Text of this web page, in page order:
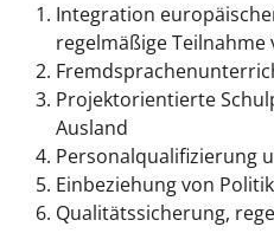
Integration
regelmäßige
Projektorientierte
Ausland
Personalqualifizierung
Einbeziehung von
Qualitätssicherung,